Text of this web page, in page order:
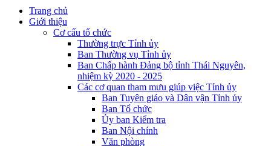
Trang chủ
Giới thiệu
Cơ cấu tổ chức
Thường trực Tỉnh ủy
Ban Thường vụ Tỉnh ủy
Ban Chấp hành Đảng bộ tỉnh Thái Nguyên,
nhiệm kỳ 2020 - 2025
Các cơ quan tham mưu giúp việc Tỉnh ủy
Ban Tuyên giáo và Dân vận Tỉnh ủy
Ban Tổ chức
Ủy ban Kiểm tra
Ban Nội chính
Văn phòng